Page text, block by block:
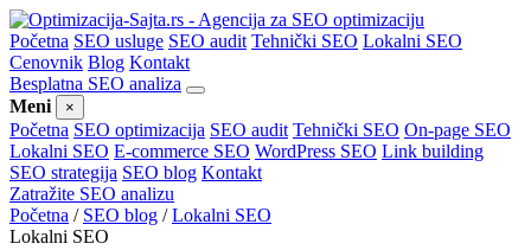
Početna SEO usluge SEO audit Tehnički SEO Lokalni SEO
Cenovnik Blog Kontakt
Besplatna SEO analiza
Meni
×
Početna SEO optimizacija SEO audit Tehnički SEO On-page SEO
Lokalni SEO E-commerce SEO WordPress SEO Link building
SEO strategija SEO blog Kontakt
Zatražite SEO analizu
Početna / SEO blog /Lokalni SEO
Lokalni SEO